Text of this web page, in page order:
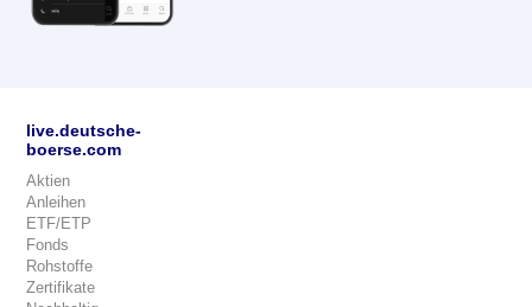
live.deutsche-
boerse.com
Aktien
Anleihen
ETF/ETP
Fonds
Rohstoffe
Zertifikate